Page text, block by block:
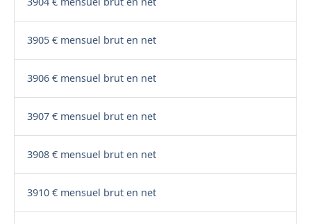
3905 € mensuel brut en net
3906 € mensuel brut en net
3907 € mensuel brut en net
3908 € mensuel brut en net
3910 € mensuel brut en net